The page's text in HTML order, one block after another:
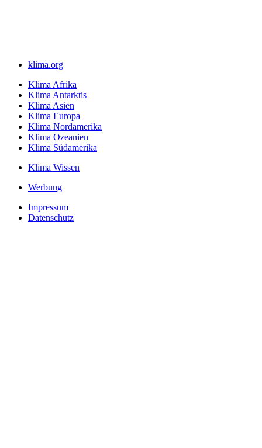
klima.org
Klima Afrika
Klima Antarktis
Klima Asien
Klima Europa
Klima Nordamerika
Klima Ozeanien
Klima Südamerika
Klima Wissen
Werbung
Impressum
Datenschutz